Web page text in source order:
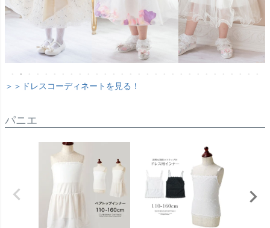
＞＞ドレスコーディネートを見る！
パニエ